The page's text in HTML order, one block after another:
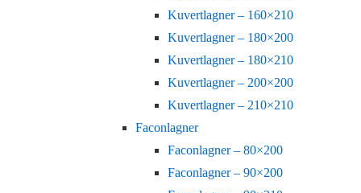
Kuvertlagner – 160×210
Kuvertlagner – 180×200
Kuvertlagner – 180×210
Kuvertlagner – 200×200
Kuvertlagner – 210×210
Faconlagner
Faconlagner – 80×200
Faconlagner – 90×200